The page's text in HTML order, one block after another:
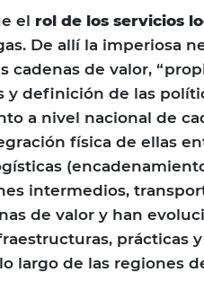
el rol de los servicios
De allí la imperiosa
de valor,
y definición de las
a nivel nacional de
física de ellas
intermedios,
de valor y han
prácticas y
largo de las regiones